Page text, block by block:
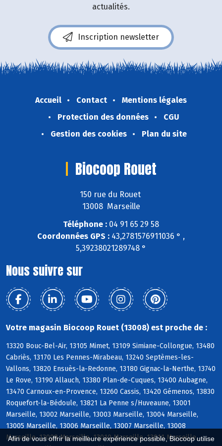
Afin de vous offrir la meilleure expérience possible, Biocoop utilise
actualités.
Inscription newsletter
Accueil Contact
Mentions légales
Protection des données
CGU
Gestion des cookies
Plan du site
Biocoop Rouet
150 rue du Rouet
13008 Marseille
Téléphone : 04 91 65 29 58
Coordonnées GPS : 43,2781576911036 ° ,
5,39238021289748 °
Nous suivre sur
Votre magasin Biocoop Rouet (13008) est proche de :
13320 Bouc-Bel-Air, 13105 Mimet, 13109 Simiane-Collongue, 13480
Cabriès, 13170 Les Pennes-Mirabeau, 13240 Septèmes-les-
Vallons, 13820 Ensuès-la-Redonne, 13180 Gignac-la-Nerthe, 13740
Le Rove, 13190 Allauch, 13380 Plan-de-Cuques, 13400 Aubagne,
13470 Carnoux-en-Provence, 13260 Cassis, 13420 Gémenos, 13830
Roquefort-la-Bédoule, 13821 La Penne s/Huveaune, 13001
Marseille, 13002 Marseille, 13003 Marseille, 13004 Marseille,
13005 Marseille, 13006 Marseille, 13007 Marseille, 13008
Marseille, 13009 Marseille, 13010 Marseille, 13011 Marseille,